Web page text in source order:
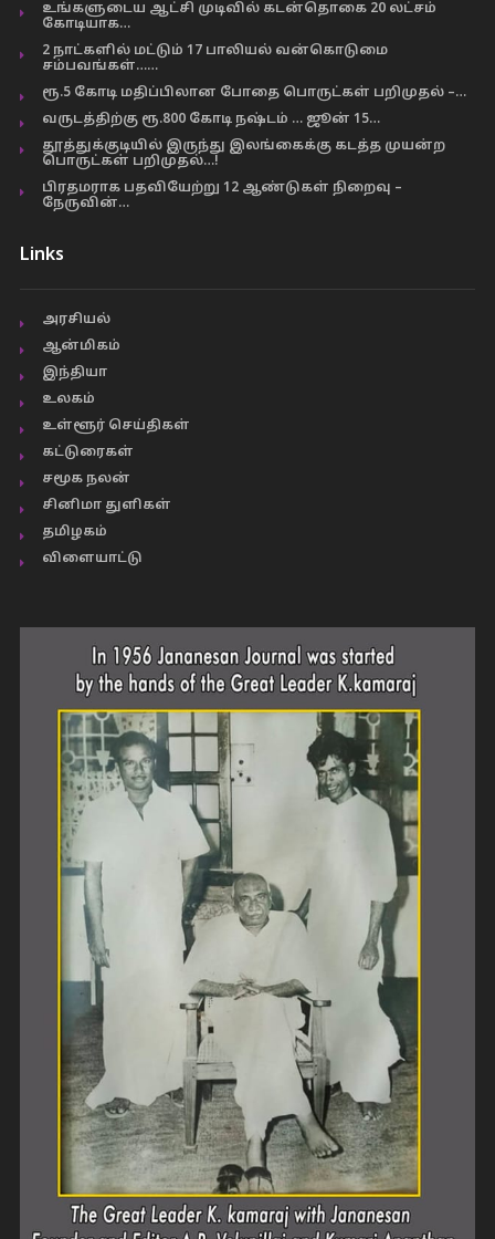
உங்களுடைய ஆட்சி முடிவில் கடன்தொகை 20 லட்சம்
கோடியாக…
2 நாட்களில் மட்டும் 17 பாலியல் வன்கொடுமை
சம்பவங்கள்……
ரூ.5 கோடி மதிப்பிலான போதை பொருட்கள் பறிமுதல் –…
வருடத்திற்கு ரூ.800 கோடி நஷ்டம் … ஜூன் 15…
தூத்துக்குடியில் இருந்து இலங்கைக்கு கடத்த முயன்ற
பொருட்கள் பறிமுதல்…!
பிரதமராக பதவியேற்று 12 ஆண்டுகள் நிறைவு –
நேருவின்…
Links
அரசியல்
ஆன்மிகம்
இந்தியா
உலகம்
உள்ளூர் செய்திகள்
கட்டுரைகள்
சமூக நலன்
சினிமா துளிகள்
தமிழகம்
விளையாட்டு